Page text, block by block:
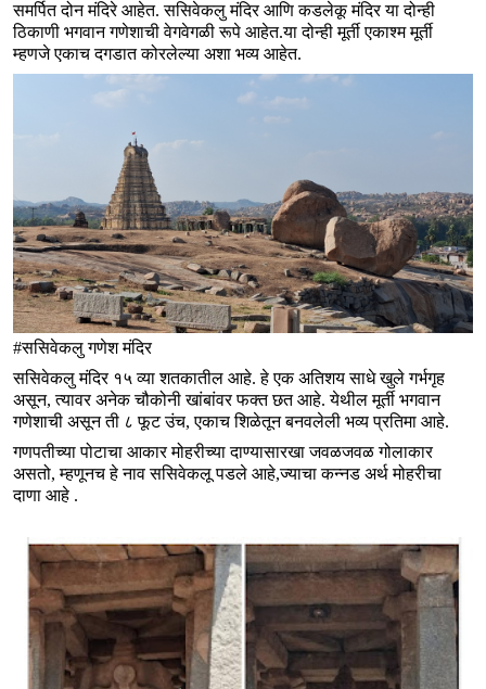
समर्पित दोन मंदिरे आहेत. ससिवेकलु मंदिर आणि कडलेकू मंदिर या दोन्ही
ठिकाणी भगवान गणेशाची वेगवेगळी रूपे आहेत.या दोन्ही मूर्ती एकाश्म मूर्ती
म्हणजे एकाच दगडात कोरलेल्या अशा भव्य आहेत.
#ससिवेकलु गणेश मंदिर
ससिवेकलु मंदिर १५ व्या शतकातील आहे. हे एक अतिशय साधे खुले गर्भगृह
असून, त्यावर अनेक चौकोनी खांबांवर फक्त छत आहे. येथील मूर्ती भगवान
गणेशाची असून ती ८ फूट उंच, एकाच शिळेतून बनवलेली भव्य प्रतिमा आहे.
गणपतीच्या पोटाचा आकार मोहरीच्या दाण्यासारखा जवळजवळ गोलाकार
असतो, म्हणूनच हे नाव ससिवेकलू पडले आहे,ज्याचा कन्नड अर्थ मोहरीचा
दाणा आहे .